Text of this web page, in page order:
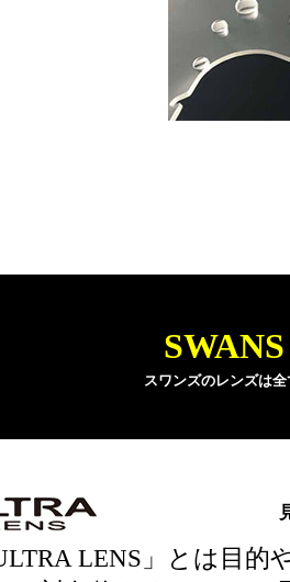
スワンズのレンズは
LENS」とは目